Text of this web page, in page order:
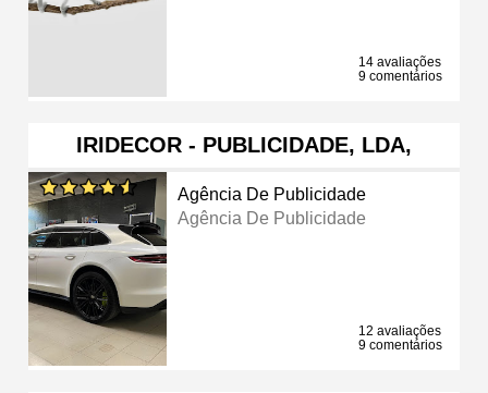
14 avaliações
9 comentários
IRIDECOR - PUBLICIDADE, LDA,
Agência De Publicidade
Agência De Publicidade
12 avaliações
9 comentários